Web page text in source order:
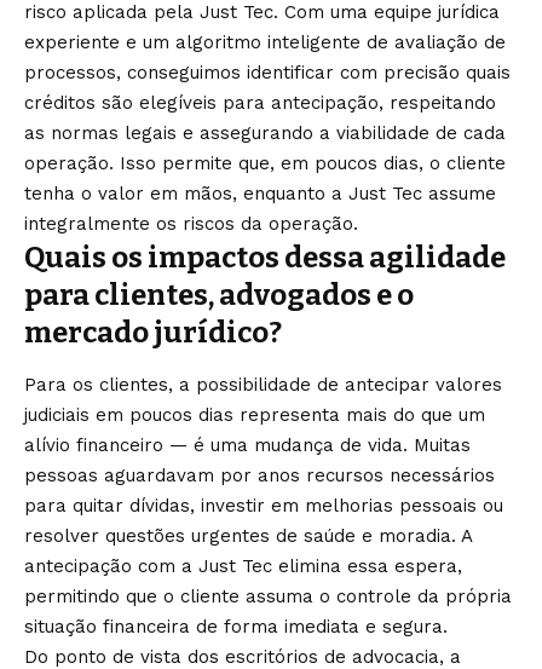
risco aplicada pela Just Tec. Com uma equipe jurídica
experiente e um algoritmo inteligente de avaliação de
processos, conseguimos identificar com precisão quais
créditos são elegíveis para antecipação, respeitando
as normas legais e assegurando a viabilidade de cada
operação. Isso permite que, em poucos dias, o cliente
tenha o valor em mãos, enquanto a Just Tec assume
integralmente os riscos da operação.
Quais os impactos dessa agilidade
para clientes, advogados e o
mercado jurídico?
Para os clientes, a possibilidade de antecipar valores
judiciais em poucos dias representa mais do que um
alívio financeiro — é uma mudança de vida. Muitas
pessoas aguardavam por anos recursos necessários
para quitar dívidas, investir em melhorias pessoais ou
resolver questões urgentes de saúde e moradia. A
antecipação com a Just Tec elimina essa espera,
permitindo que o cliente assuma o controle da própria
situação financeira de forma imediata e segura.
Do ponto de vista dos escritórios de advocacia, a